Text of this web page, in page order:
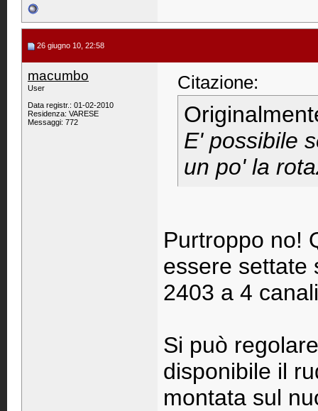
26 giugno 10, 22:58
macumbo
User
Data registr.: 01-02-2010
Residenza: VARESE
Messaggi: 772
Citazione:
E' possibile
un po' la
Purtroppo no!
essere settate
2403 a 4
Si può
disponibile il
montata sul